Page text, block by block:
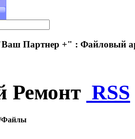
Партнер +" : Файловый
Ремонт RSS
Файлы